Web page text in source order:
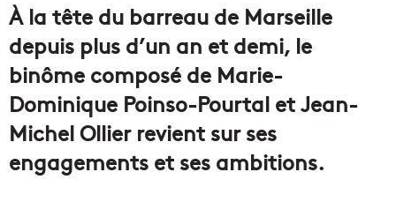
À la tête du barreau de Marseille
depuis plus d’un an et demi, le
binôme composé de Marie-
Dominique Poinso-Pourtal et Jean-
Michel Ollier revient sur ses
engagements et ses ambitions.